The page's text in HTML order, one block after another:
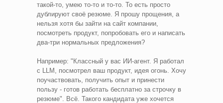
такой-то, умею то-то и то-то. То есть просто
дублируют своё резюме. Я прошу прощения, а
нельзя хотя бы зайти на сайт компании,
посмотреть продукт, попробовать его и написать
два-три нормальных предложения?
Например: "Классный у вас ИИ-агент. Я работал
с LLM, посмотрел ваш продукт, идея огонь. Хочу
поучаствовать, получить опыт и принести
пользу - готов работать бесплатно за строчку в
резюме". Всё. Такого кандидата уже хочется